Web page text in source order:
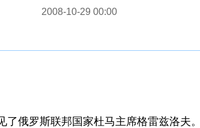
2008-10-29 00:00
俄罗斯联邦国家杜马主席格雷兹洛夫。